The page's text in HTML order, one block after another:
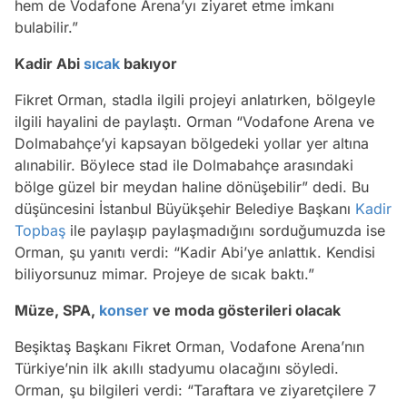
hem de Vodafone Arena’yı ziyaret etme imkanı
bulabilir.”
Kadir Abi sıcak bakıyor
Fikret Orman, stadla ilgili projeyi anlatırken, bölgeyle
ilgili hayalini de paylaştı. Orman “Vodafone Arena ve
Dolmabahçe’yi kapsayan bölgedeki yollar yer altına
alınabilir. Böylece stad ile Dolmabahçe arasındaki
bölge güzel bir meydan haline dönüşebilir” dedi. Bu
düşüncesini İstanbul Büyükşehir Belediye Başkanı Kadir
Topbaş ile paylaşıp paylaşmadığını sorduğumuzda ise
Orman, şu yanıtı verdi: “Kadir Abi’ye anlattık. Kendisi
biliyorsunuz mimar. Projeye de sıcak baktı.”
Müze, SPA, konser ve moda gösterileri olacak
Beşiktaş Başkanı Fikret Orman, Vodafone Arena’nın
Türkiye’nin ilk akıllı stadyumu olacağını söyledi.
Orman, şu bilgileri verdi: “Taraftara ve ziyaretçilere 7